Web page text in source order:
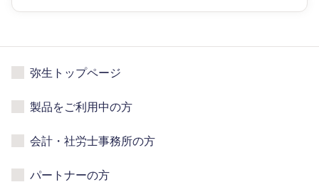
弥生トップページ
製品をご利用中の方
会計・社労士事務所の方
パートナーの方